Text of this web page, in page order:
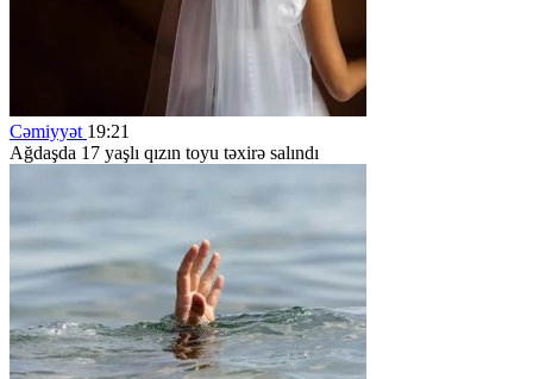
Cəmiyyət 19:21
Ağdaşda 17 yaşlı qızın toyu təxirə salındı